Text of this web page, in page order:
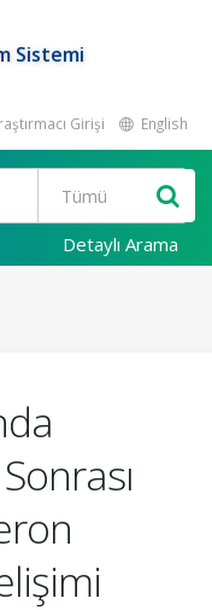
Sistemi
Girişi English
Detaylı Arama